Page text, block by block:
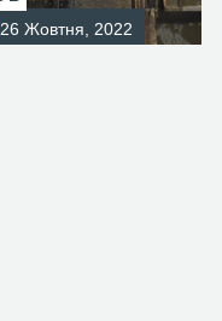
26 Жовтня, 2022